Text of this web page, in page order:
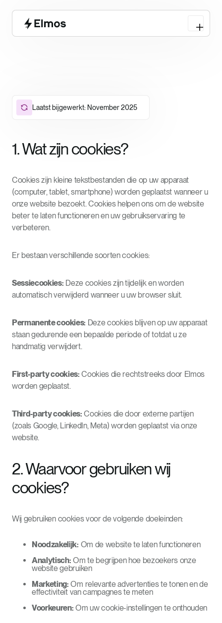
Laatst bijgewerkt: November 2025
1. Wat zijn cookies?
Cookies zijn kleine tekstbestanden die op uw apparaat
(computer, tablet, smartphone) worden geplaatst wanneer u
onze website bezoekt. Cookies helpen ons om de website
beter te laten functioneren en uw gebruikservaring te
verbeteren.
Er bestaan verschillende soorten cookies:
Sessiecookies: Deze cookies zijn tijdelijk en worden
automatisch verwijderd wanneer u uw browser sluit.
Permanente cookies: Deze cookies blijven op uw apparaat
staan gedurende een bepaalde periode of totdat u ze
handmatig verwijdert.
First-party cookies: Cookies die rechtstreeks door Elmos
worden geplaatst.
Third-party cookies: Cookies die door externe partijen
(zoals Google, LinkedIn, Meta) worden geplaatst via onze
website.
2. Waarvoor gebruiken wij
cookies?
Wij gebruiken cookies voor de volgende doeleinden:
Noodzakelijk: Om de website te laten functioneren
Analytisch: Om te begrijpen hoe bezoekers onze
website gebruiken
Marketing: Om relevante advertenties te tonen en de
effectiviteit van campagnes te meten
Voorkeuren: Om uw cookie-instellingen te onthouden